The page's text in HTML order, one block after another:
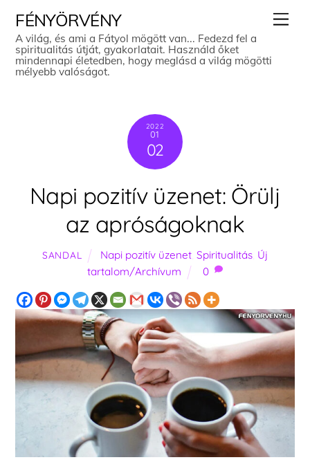
content
FÉNYÖRVÉNY
A világ, és ami a Fátyol mögött van... Fedezd fel a
spiritualitás útját, gyakorlatait. Használd őket
mindennapi életedben, hogy meglásd a világ mögötti
mélyebb valóságot.
2022
01
02
Napi pozitív üzenet: Örülj
az apróságoknak
SANDAL Napi pozitív üzenet, Spiritualitás, Új
tartalom/Archívum
0